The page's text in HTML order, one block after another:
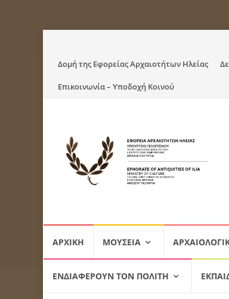
Skip
to
Δομή της Εφορείας Αρχαιοτήτων Ηλείας
Επικοινωνία – Υποδοχή Κοινού
content
ΑΡΧΙΚΉ ΜΟΥΣΕΊΑ
ΕΝΔΙΑΦΈΡΟΥΝ ΤΟΝ ΠΟΛΊΤΗ